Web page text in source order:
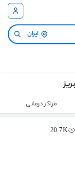
ایران
مراکز درمانی
20.7K